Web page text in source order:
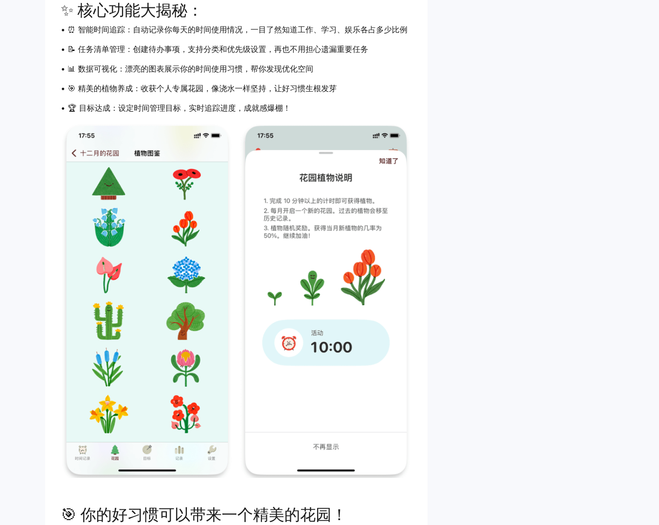
✨ 核心功能大揭秘：
• ⏰ 智能时间追踪：自动记录你每天的时间使用情况，一目了然知道工作、学习、娱乐各占多少比例
• 📝 任务清单管理：创建待办事项，支持分类和优先级设置，再也不用担心遗漏重要任务
• 📊 数据可视化：漂亮的图表展示你的时间使用习惯，帮你发现优化空间
• 🎯 精美的植物养成：收获个人专属花园，像浇水一样坚持，让好习惯生根发芽
• 🏆 目标达成：设定时间管理目标，实时追踪进度，成就感爆棚！
🎯 你的好习惯可以带来一个精美的花园！